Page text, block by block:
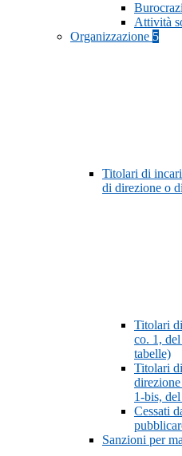
Attività
Organizzazione 5
Titolari di
di direzione o
Titolari
co. 1,
tabelle)
Titolari
1-bis,
Cessati
Sanzioni per